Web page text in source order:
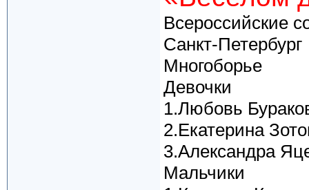
Всероссийские
Санкт-Петербург
Многоборье
Девочки
1.Любовь
2.Екатерина
3.Александра
Мальчики